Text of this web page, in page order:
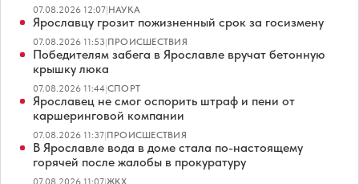
07.08.2026 12:07|НАУКА
Ярославцу грозит пожизненный срок за госизмену
07.08.2026 11:53|ПРОИСШЕСТВИЯ
Победителям забега в Ярославле вручат бетонную
крышку люка
07.08.2026 11:44|СПОРТ
Ярославец не смог оспорить штраф и пени от
каршеринговой компании
07.08.2026 11:37|ПРОИСШЕСТВИЯ
В Ярославле вода в доме стала по-настоящему
горячей после жалобы в прокуратуру
07.08.2026 11:07|ЖКХ